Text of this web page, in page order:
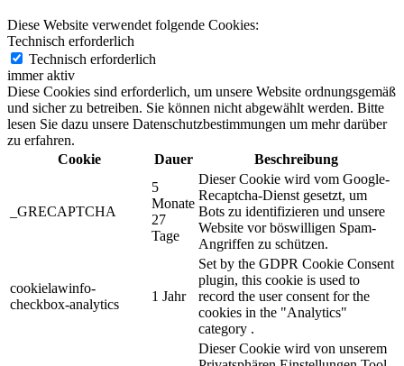
Diese Website verwendet folgende Cookies:
Technisch erforderlich
Technisch erforderlich
immer aktiv
Diese Cookies sind erforderlich, um unsere Website ordnungsgemäß
und sicher zu betreiben. Sie können nicht abgewählt werden. Bitte
lesen Sie dazu unsere Datenschutzbestimmungen um mehr darüber
zu erfahren.
Cookie
Dauer Beschreibung
_GRECAPTCHA
5
Monate
27
Tage
Dieser Cookie wird vom Google-
Recaptcha-Dienst gesetzt, um
Bots zu identifizieren und unsere
Website vor böswilligen Spam-
Angriffen zu schützen.
cookielawinfo-
checkbox-analytics
1 Jahr
Set by the GDPR Cookie Consent
plugin, this cookie is used to
record the user consent for the
cookies in the "Analytics"
category .
Dieser Cookie wird von unserem